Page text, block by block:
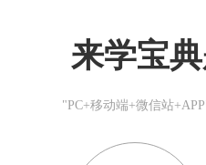
来学宝
"PC+移动端+微信站